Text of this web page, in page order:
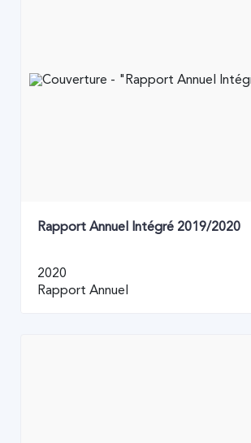
Rapport Annuel Intégré 2019/2020
2020
Rapport Annuel